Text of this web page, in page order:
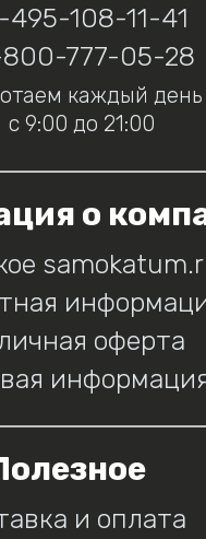
495-108-11-41
777-05-28
каждый день
с 9:00 до 21:00
о
оферта
и оплата